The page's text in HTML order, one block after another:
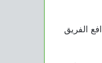
الفريق